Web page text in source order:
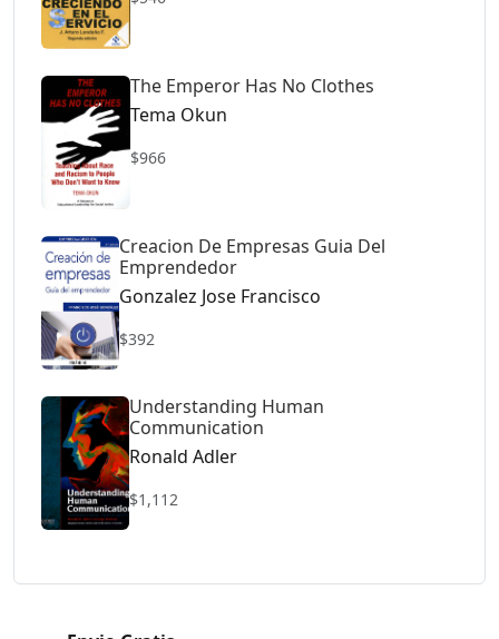
The Emperor Has No Clothes
Tema Okun
$966
Creacion De Empresas Guia Del
Emprendedor
Gonzalez Jose Francisco
$392
Understanding Human
Communication
Ronald Adler
$1,112